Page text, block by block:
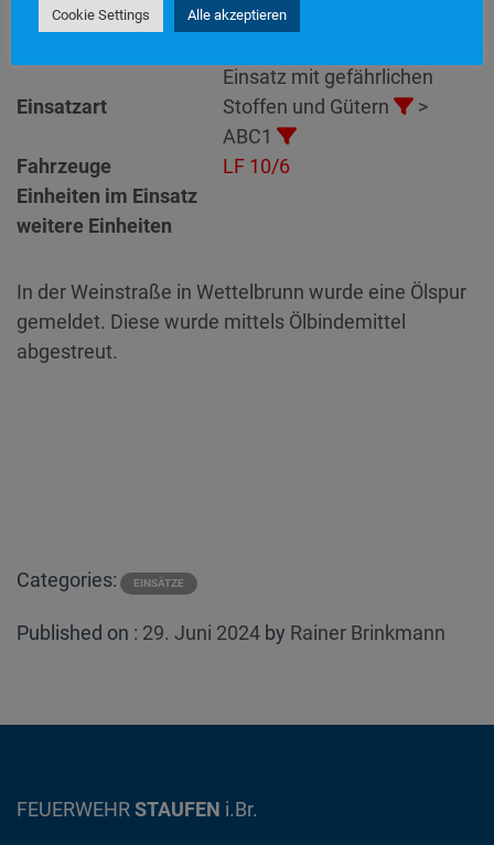
Alarmierungszeitpunkt29. Juni 2024 17:06
Einsatzart
Einsatz mit gefährlichen
Stoffen und Gütern
>
ABC1
Fahrzeuge
LF 10/6
Einheiten im Einsatz
weitere Einheiten
In der Weinstraße in Wettelbrunn wurde eine Ölspur
gemeldet. Diese wurde mittels Ölbindemittel
abgestreut.
Categories: EINSÄTZE
Published on : Posted
29. Juni 2024 by Rainer Brinkmann
FEUERWEHRSTAUFEN i.Br.
Cookie Settings Alle akzeptieren